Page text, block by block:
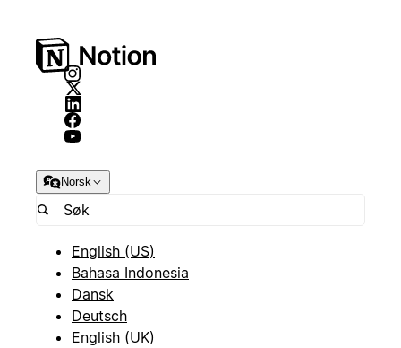
Norsk
English (US)
Bahasa Indonesia
Dansk
Deutsch
English (UK)